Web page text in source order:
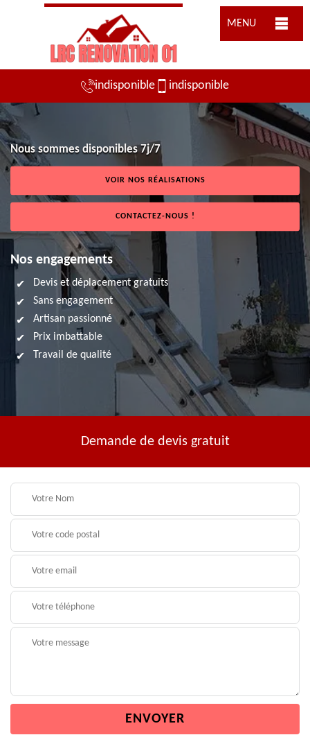
MENU
indisponible indisponible
Nous sommes disponibles 7j/7
VOIR NOS RÉALISATIONS
CONTACTEZ-NOUS !
Nos engagements
Devis et déplacement gratuits
Sans engagement
Artisan passionné
Prix imbattable
Travail de qualité
Demande de devis gratuit